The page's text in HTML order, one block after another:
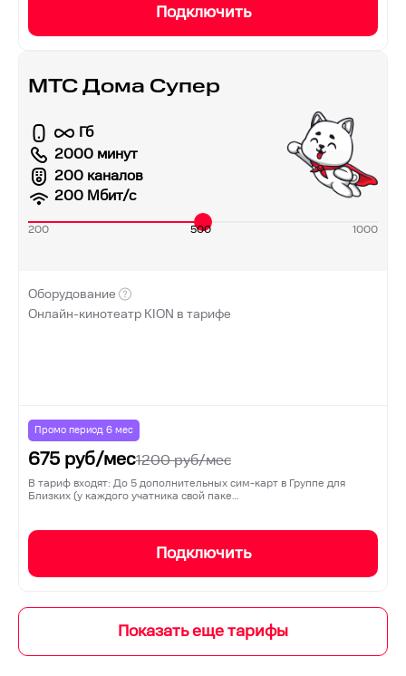
Подключить
МТС Дома Супер
Гб
2000 минут
200 каналов
200 Мбит/с
200 500 1000
Оборудование
Онлайн-кинотеатр KION в тарифе
Промо период 6 мес
675 руб/мес1200руб/мес
В тариф входят: До 5 дополнительных сим-карт в Группе для
Близких (у каждого учатника свой паке…
Подключить